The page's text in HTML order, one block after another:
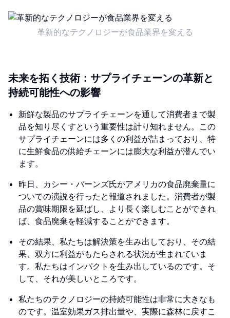
革新的なテクノロジーが食品業界を変える
未来を拓く技術：サプライチェーンの革新と
持続可能性への影響
新鮮な製品のサプライチェーンを通して消費者まで製
品を知り尽くすという重要性は計り知れません。この
サプライチェーンには多くの利益が詰まっており、特
に生鮮食品の供給チェーンには膨大な利益が潜んでい
ます。
昨日、カシー・バーンズ氏がアメリカの食品廃棄量に
ついての演説を行ったと報道されました。消費者が製
品の賞味期限を延ばし、より長く楽しむことができれ
ば、食品廃棄を軽減することができます。
その結果、私たちは解決策を生み出しており、その結
果、双方に利益がもたらされる状況が生まれていま
す。私たちはインパクトを生み出しているのです。そ
して、それが美しいところです。
私たちのテクノロジーの持続可能性は非常に大きなも
のです。温室効果ガス排出量や、実際に森林に戻すこ